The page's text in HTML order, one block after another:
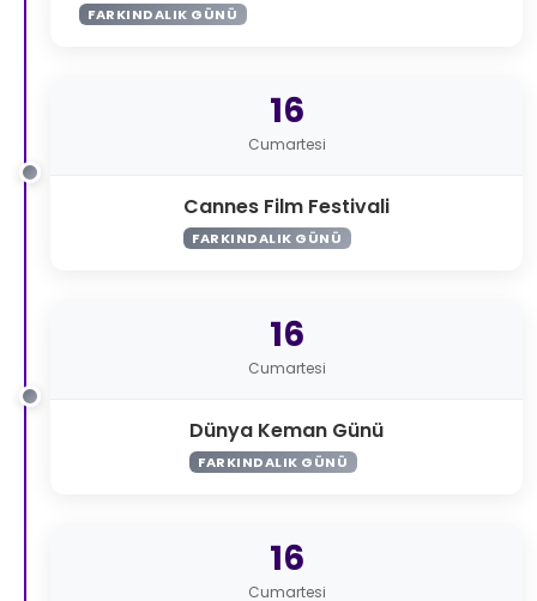
FARKINDALIK GÜNÜ
16
Cumartesi
Cannes Film Festivali
FARKINDALIK GÜNÜ
16
Cumartesi
Dünya Keman Günü
FARKINDALIK GÜNÜ
16
Cumartesi